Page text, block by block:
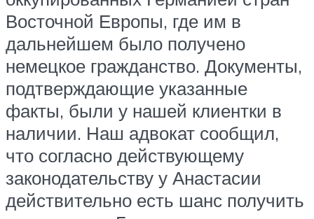
Восточной Европы, где им в
дальнейшем было получено
немецкое гражданство. Документы,
подтверждающие указанные
факты, были у нашей клиентки в
наличии. Наш адвокат сообщил,
что согласно действующему
законодательству у Анастасии
действительно есть шанс получить